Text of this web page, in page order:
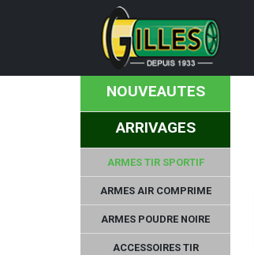
NOUVEAUTES
ARRIVAGES
ARMES TIR SPORTIF
ARMES AIR COMPRIME
ARMES POUDRE NOIRE
ACCESSOIRES TIR
COPPERBEAR
ED BROWN
AERO PRECISION
H&N
CMMG
BORNER